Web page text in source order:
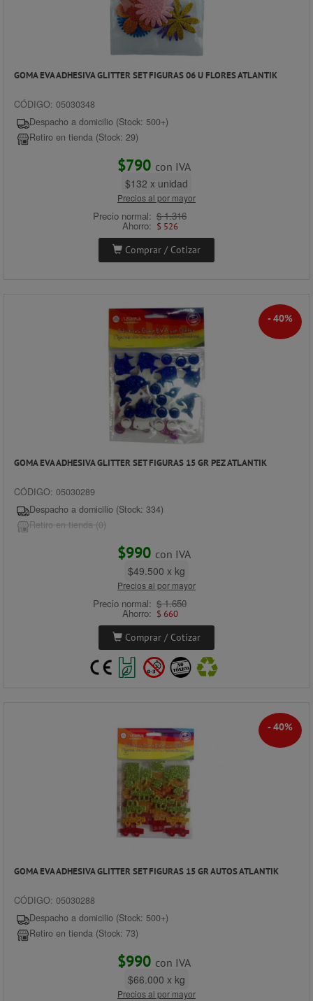
GOMA EVA ADHESIVA GLITTER SET FIGURAS 06 U FLORES ATLANTIK
CÓDIGO: 05030348
Despacho a domicilio (Stock: 500+)
Retiro en tienda (Stock: 29)
$790 con IVA
$132 x unidad
Precios al por mayor
Precio normal: $ 1.316
Ahorro: $ 526
Comprar / Cotizar
- 40%
GOMA EVA ADHESIVA GLITTER SET FIGURAS 15 GR PEZ ATLANTIK
CÓDIGO: 05030289
Despacho a domicilio (Stock: 334)
Retiro en tienda (0)
$990 con IVA
$49.500 x kg
Precios al por mayor
Precio normal: $ 1.650
Ahorro: $ 660
Comprar / Cotizar
- 40%
GOMA EVA ADHESIVA GLITTER SET FIGURAS 15 GR AUTOS ATLANTIK
CÓDIGO: 05030288
Despacho a domicilio (Stock: 500+)
Retiro en tienda (Stock: 73)
$990 con IVA
$66.000 x kg
Precios al por mayor